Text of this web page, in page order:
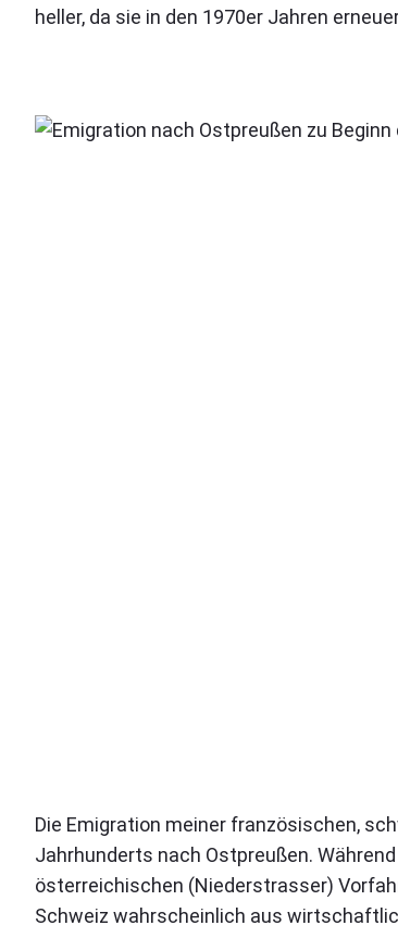
heller, da sie in den 1970er Jahren
Die Emigration meiner französischen,
Jahrhunderts nach Ostpreußen.
österreichischen (Niederstrasser)
Schweiz wahrscheinlich aus